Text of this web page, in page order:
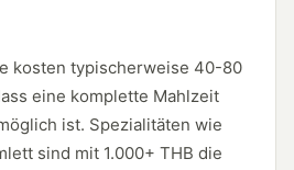
kosten typischerweise 40-80
eine komplette Mahlzeit
ist. Spezialitäten wie
sind mit 1.000+ THB die